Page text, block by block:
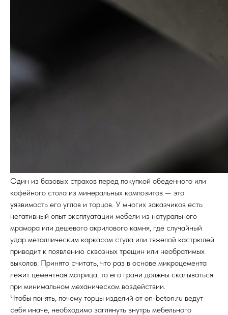
Один из базовых страхов перед покупкой обеденного или
кофейного стола из минеральных композитов — это
уязвимость его углов и торцов. У многих заказчиков есть
негативный опыт эксплуатации мебели из натурального
мрамора или дешевого акрилового камня, где случайный
удар металлическим каркасом стула или тяжелой кастрюлей
приводит к появлению сквозных трещин или необратимых
выколов. Принято считать, что раз в основе микроцемента
лежит цементная матрица, то его грани должны скалываться
при минимальном механическом воздействии.
Чтобы понять, почему торцы изделий от on-beton.ru ведут
себя иначе, необходимо заглянуть внутрь мебельного